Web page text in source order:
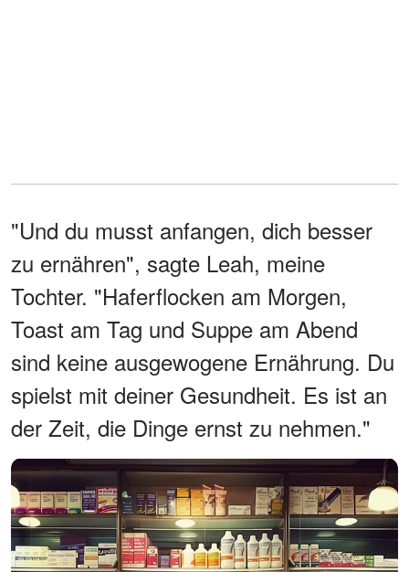
"Und du musst anfangen, dich besser
zu ernähren", sagte Leah, meine
Tochter. "Haferflocken am Morgen,
Toast am Tag und Suppe am Abend
sind keine ausgewogene Ernährung. Du
spielst mit deiner Gesundheit. Es ist an
der Zeit, die Dinge ernst zu nehmen."